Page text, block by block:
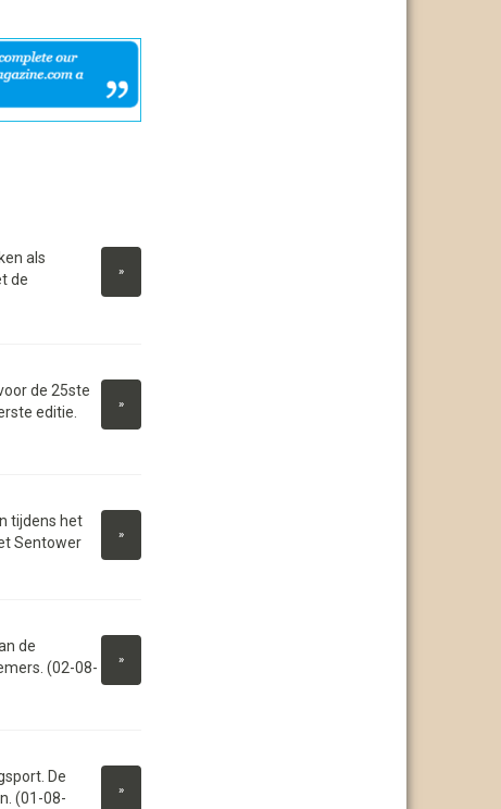
»
als
de
»
de 25ste
editie.
»
tijdens het
Sentower
»
de
(02-08-
»
De
(01-08-